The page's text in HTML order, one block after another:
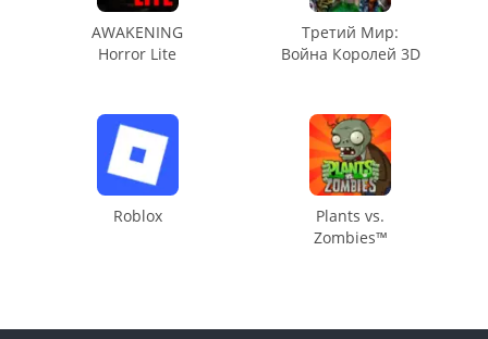
AWAKENING
Horror Lite
Третий Мир:
Война Королей 3D
Roblox
Plants vs.
Zombies™